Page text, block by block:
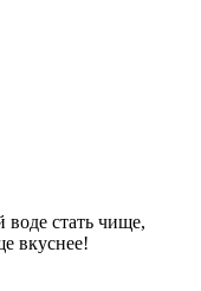
стать чище,
вкуснее!